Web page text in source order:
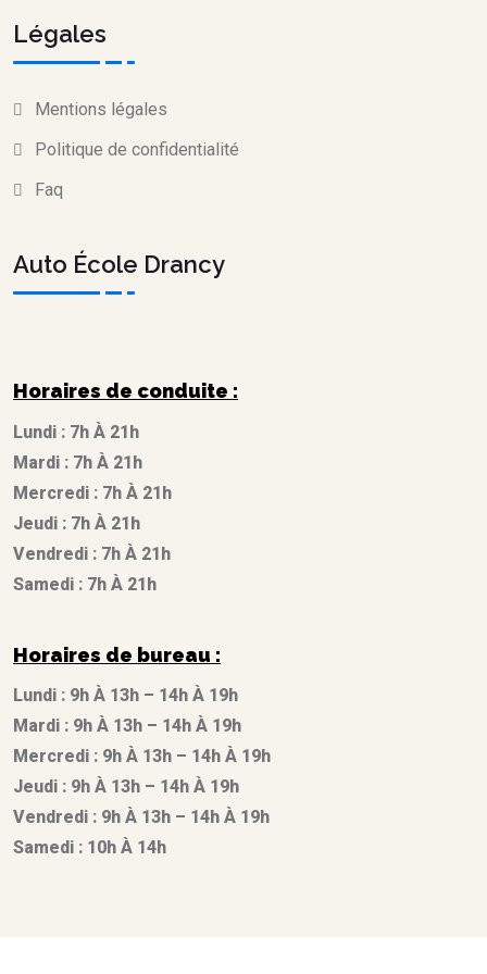
Légales
Mentions légales
Politique de confidentialité
Faq
Auto École Drancy
Horaires de conduite :
Lundi : 7h À 21h
Mardi : 7h À 21h
Mercredi : 7h À 21h
Jeudi : 7h À 21h
Vendredi : 7h À 21h
Samedi : 7h À 21h
Horaires de bureau :
Lundi : 9h À 13h – 14h À 19h
Mardi : 9h À 13h – 14h À 19h
Mercredi : 9h À 13h – 14h À 19h
Jeudi : 9h À 13h – 14h À 19h
Vendredi : 9h À 13h – 14h À 19h
Samedi : 10h À 14h